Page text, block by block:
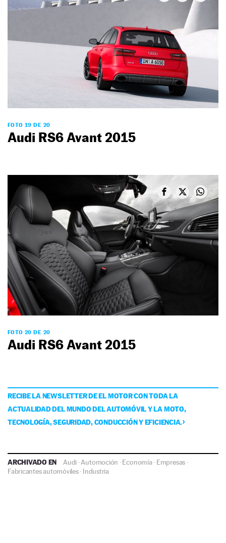
FOTO 19 DE 20
Audi RS6 Avant 2015
FOTO 20 DE 20
Audi RS6 Avant 2015
RECIBE LA NEWSLETTER DE EL MOTOR CON TODA LA
ACTUALIDAD DEL MUNDO DEL AUTOMÓVIL Y LA MOTO,
TECNOLOGÍA, SEGURIDAD, CONDUCCIÓN Y EFICIENCIA.
ARCHIVADO EN Audi ·Automoción ·Economía· Empresas ·
Fabricantes automóviles· Industria